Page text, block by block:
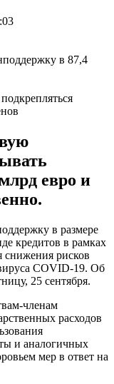
евро и
в размере
кредитов в рамках
снижения рисков
COVID-19. Об
25 сентября.
членам
расходов
и аналогичных
мер в ответ на